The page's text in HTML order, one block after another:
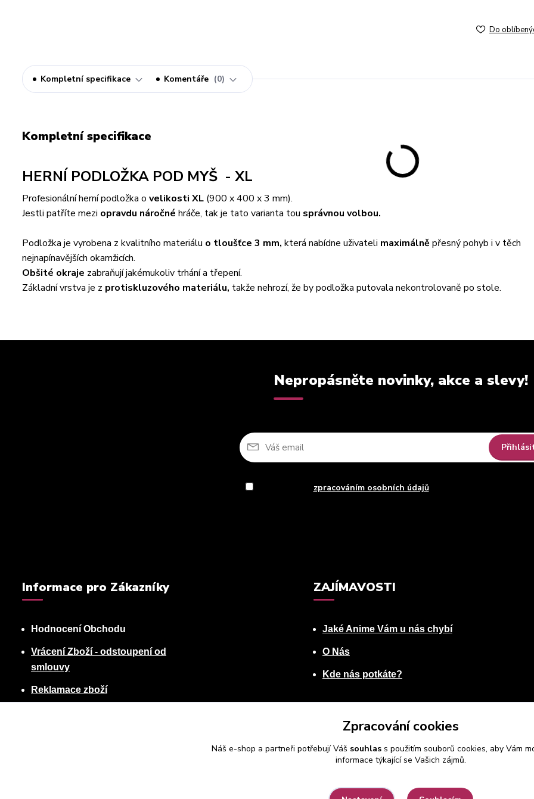
Do
Kompletní specifikace Komentáře 0
Kompletní specifikace
HERNÍ PODLOŽKA POD MYŠ - XL
Profesionální herní podložka o velikosti XL (900 x 400 x 3 mm).
Jestli patříte mezi opravdu náročné hráče, tak je tato varianta tou správnou volbou.
Podložka je vyrobena z kvalitního materiálu o tloušťce 3 mm, která nabídne uživateli maximálně přesný pohyb i v těch
nejnapínavějších okamžicích.
Obšité okraje zabraňují jakémukoliv trhání a třepení.
Základní vrstva je z protiskluzového materiálu, takže nehrozí, že by podložka putovala nekontrolovaně po stole.
Nepropásněte novinky, akce a slevy!
zpracováním osobních údajůza účelem rozesílky
Informace pro Zákazníky
Hodnocení Obchodu
Vrácení Zboží - odstoupení od
smlouvy
Reklamace zboží
ZAJÍMAVOSTI
Jaké Anime Vám u nás chybí
O Nás
Kde nás potkáte?
Zpracování cookies
Náš e-shop a partneři potřebují Váš souhlass použitím souborů cookies, aby Vám
informace týkající se Vašich zájmů.